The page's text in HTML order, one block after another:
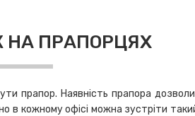
НА ПРАПОРЦЯХ
прапор. Наявність прапора
кожному офісі можна зустріти